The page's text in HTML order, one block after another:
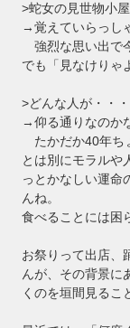
>蛇女の見世物小屋
→覚えていらっし
強烈な思い出で
でも「見なけりゃ
>どんな人が・・・
→仰る通りなのか
たかだか40年ち
とは別にモラルや
っとかなしい運命
んね。
食べることには困
お祭りって出店、
んが、その背景に
くのを垣間見るこ